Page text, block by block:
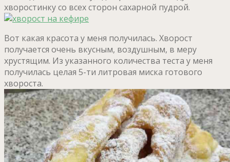
хворостинку со всех сторон сахарной пудрой.
Вот какая красота у меня получилась. Хворост
получается очень вкусным, воздушным, в меру
хрустящим. Из указанного количества теста у меня
получилась целая 5-ти литровая миска готового
хвороста.